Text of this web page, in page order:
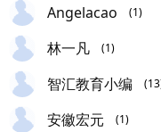
Angelacao (1)
林一凡 (1)
智汇教育小编
安徽宏元 (1)